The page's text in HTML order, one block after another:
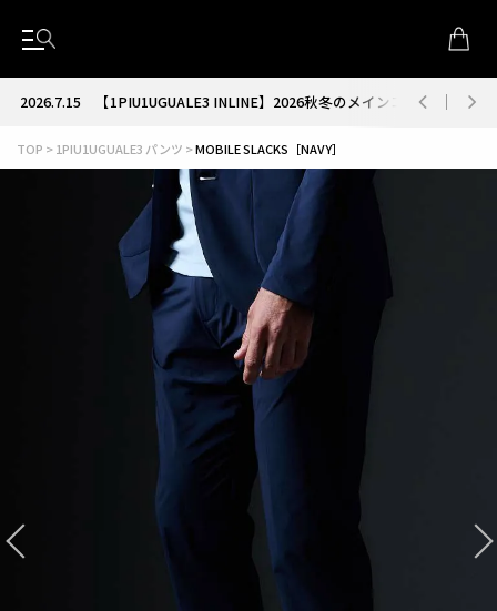
2026.7.15【1PIU1UGUALE3 INLINE】2026秋冬のメインコレクションが
TOP 1PIU1UGUALE3 パンツ MOBILE SLACKS［NAVY］